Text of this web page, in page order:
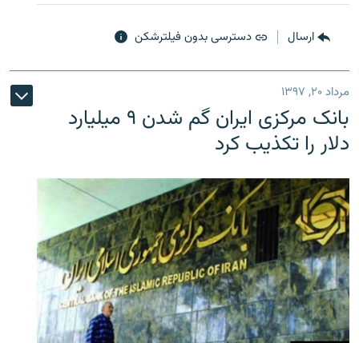
ارسال دسترسی بدون فیلترشکن
مرداد ۲۰, ۱۳۹۷
بانک مرکزی ایران گم شدن ۹ میلیارد
دلار را تکذیب کرد